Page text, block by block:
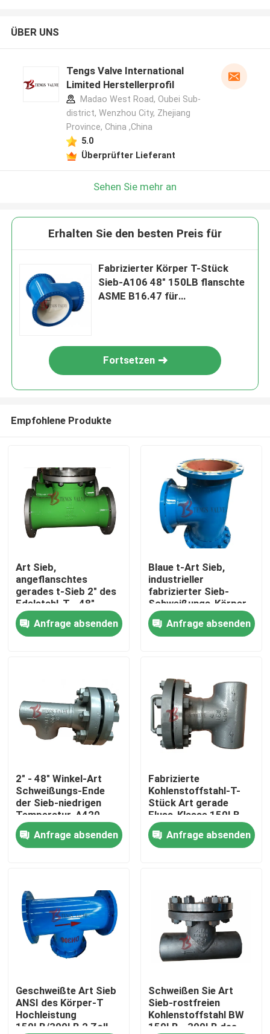
Produkte
Fabrik-Ausflug
Qualitätskontrolle
Nachrichten
Fordern Sie ein Zitat
Stahlguss Absperrschieber
Rückschlagklappe
ÜBER UNS
Tengs Valve International
Limited Herstellerprofil
Madao West Road, Oubei Sub-
district, Wenzhou City, Zhejiang
Province, China ,China
5.0
Überprüfter Lieferant
Sehen Sie mehr an
Erhalten Sie den besten Preis für
Fabrizierter Körper T-Stück
Sieb-A106 48" 150LB flanschte
ASME B16.47 für
Fortsetzen
Empfohlene Produkte
Art Sieb,
angeflanschtes
gerades t-Sieb 2" des
Edelstahl-T - 48"
Anfrage absenden
Blaue t-Art Sieb,
industrieller
fabrizierter Sieb-
Schweißungs-Körper
mit WN-Flansch
Anfrage absenden
2" - 48" Winkel-Art
Schweißungs-Ende
der Sieb-niedrigen
Temperatur-A420
WPL6 mit
perforiertem Korb
Anfrage absenden
Fabrizierte
Kohlenstoffstahl-T-
Stück Art gerade
Fluss-Klasse 150LB
des Sieb-A234 WPB
Anfrage absenden
Geschweißte Art Sieb
ANSI des Körper-T
Hochleistung
150LB/300LB 2 Zoll -
Schweißen Sie Art
Sieb-rostfreien
Kohlenstoffstahl BW
150LB - 300LB des